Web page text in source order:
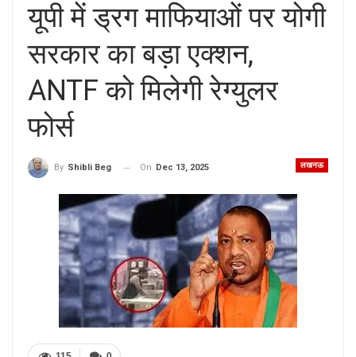
यूपी में ड्रग माफियाओं पर योगी
सरकार का बड़ा एक्शन,
ANTF को मिलेगी रेग्युलर
फोर्स
लखनऊ
By Shibli Beg On Dec 13, 2025